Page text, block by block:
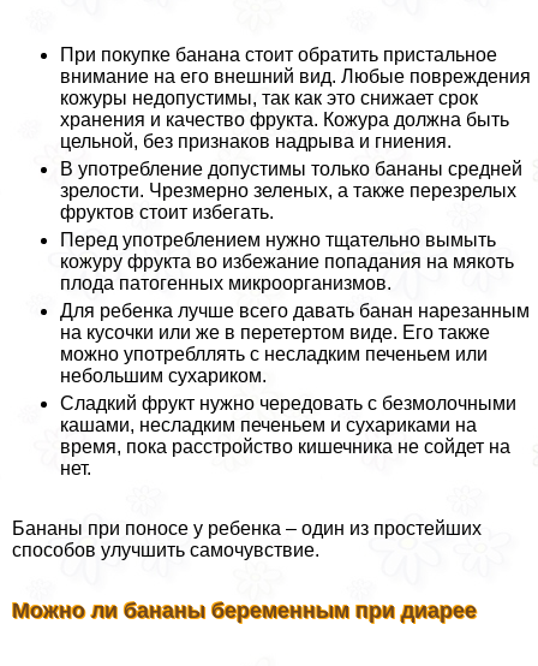
При покупке банана стоит обратить пристальное
внимание на его внешний вид. Любые повреждения
кожуры недопустимы, так как это снижает срок
хранения и качество фрукта. Кожура должна быть
цельной, без признаков надрыва и гниения.
В употрeбление допустимы только бананы средней
зрелости. Чрезмерно зеленых, а также перезрелых
фруктов стоит избегать.
Перед употрeблением нужно тщательно вымыть
кожуру фрукта во избежание попадания на мякоть
плода патогенных микроорганизмов.
Для ребенка лучше всего давать банан нарезанным
на кусочки или же в перетертом виде. Его также
можно употрeбллять с несладким печеньем или
небольшим сухариком.
Сладкий фрукт нужно чередовать с безмолочными
кашами, несладким печеньем и сухариками на
время, пока расстройство кишечника не сойдет на
нет.
Бананы при поносе у ребенка – один из простейших
способов улучшить самочувствие.
Можно ли бананы беременным при диарее